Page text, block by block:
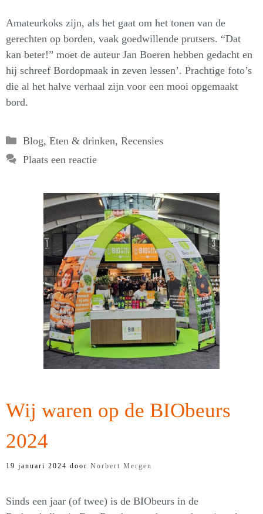
Amateurkoks zijn, als het gaat om het tonen van de
gerechten op borden, vaak goedwillende prutsers. “Dat
kan beter!” moet de auteur Jan Boeren hebben gedacht en
hij schreef Bordopmaak in zeven lessen’. Prachtige foto’s
die al het halve verhaal zijn voor een mooi opgemaakt
bord.
Categorieën
Blog, Eten & drinken, Recensies
Plaats een reactie
Wij waren op de BIObeurs
2024
19 januari 2024 door Norbert Mergen
Sinds een jaar (of twee) is de BIObeurs in de